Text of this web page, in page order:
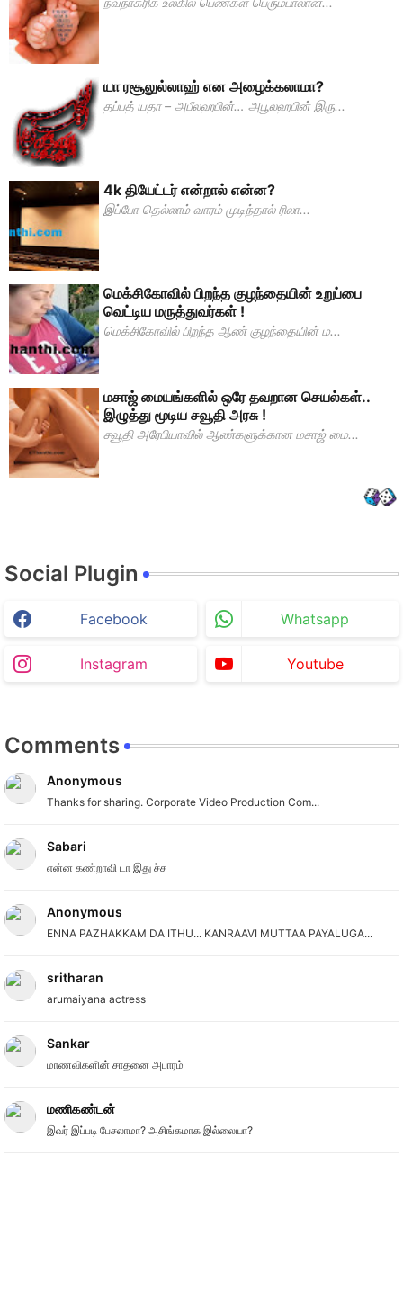
யா ரசூலுல்லாஹ் என அழைக்கலாமா?
தப்பத் யதா – அபீலஹபின்… அபூலஹபின் இரு...
4k தியேட்டர் என்றால் என்ன?
இப்போ தெல்லாம் வாரம் முடிந்தால் ரிலா...
மெக்சிகோவில் பிறந்த குழந்தையின் உறுப்பை
வெட்டிய மருத்துவர்கள் !
மெக்சிகோவில் பிறந்த ஆண் குழந்தையின் ம...
மசாஜ் மையங்களில் ஒரே தவறான செயல்கள்..
இழுத்து மூடிய சவூதி அரசு !
சவூதி அரேபியாவில் ஆண்களுக்கான மசாஜ் மை...
Social Plugin
Facebook Whatsapp
Instagram Youtube
Comments
Anonymous
Thanks for sharing. Corporate Video Production Com...
Sabari
என்ன கண்றாவி டா இது ச்ச
Anonymous
ENNA PAZHAKKAM DA ITHU... KANRAAVI MUTTAA PAYALUGA...
sritharan
arumaiyana actress
Sankar
மாணவிகளின் சாதனை அபாரம்
மணிகண்டன்
இவர் இப்படி பேசலாமா? அசிங்கமாக இல்லையா?